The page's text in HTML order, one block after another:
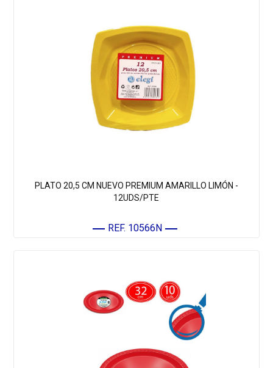
PLATO 20,5 CM NUEVO PREMIUM AMARILLO LIMÓN -
12UDS/PTE
REF. 10566N